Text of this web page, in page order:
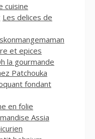
cuisine
Les delices de
et epices
la gourmande
Patchouka
fondant
en folie
Assia